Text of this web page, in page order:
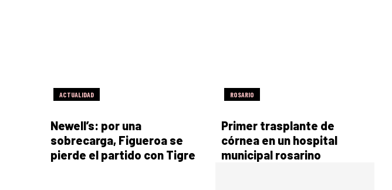
ACTUALIDAD
Newell’s: por una
sobrecarga, Figueroa se
pierde el partido con Tigre
ROSARIO
Primer trasplante de
córnea en un hospital
municipal rosarino